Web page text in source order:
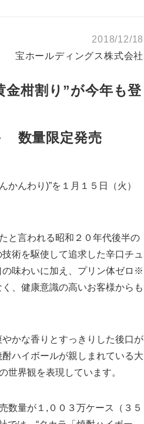
2018/12/18
宝ホールディングス株式会社
金柑割り”が今年も登
数量限定発売
んわり)”を１月１５日（火）
と言われる昭和２０年代後半の
術を駆使して追求した辛口チュ
味わいに加え、プリン体ゼロ※
、健康意識の高いお客様からも
かな香りとすっきりした後口が
ハイボールが親しまれている大
世界観を表現しています。
数量が１,００３万ケース（３５